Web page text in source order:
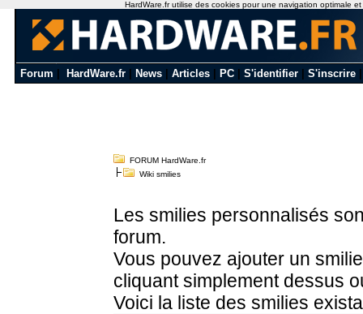
Forum HardWare.fr News Articles PC S'identifier S'inscrire
FORUM HardWare.fr
Wiki smilies
Les smilies personnalisés
forum.
Vous pouvez ajouter un
cliquant simplement dessus
Voici la liste des smilies
HardWare.fr utilise des cookies pour une navigation optimale